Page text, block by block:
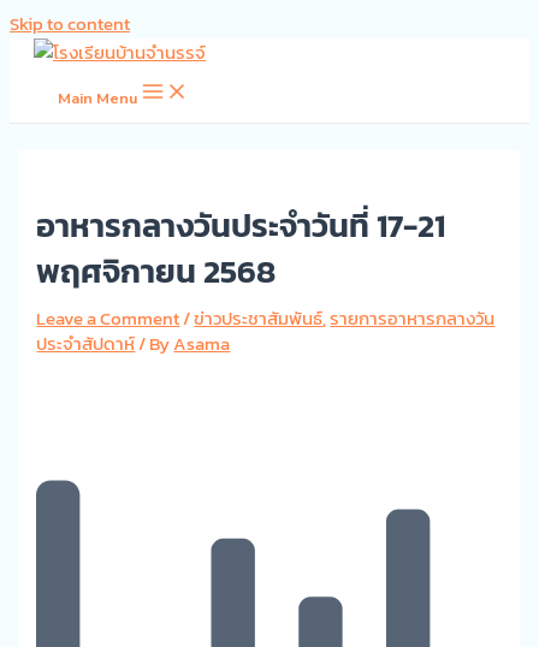
Skip to content
Main Menu
อาหารกลางวันประจำวันที่ 17-21
พฤศจิกายน 2568
Leave a Comment/ข่าวประชาสัมพันธ์,รายการอาหารกลางวัน
ประจำสัปดาห์/ ByAsama